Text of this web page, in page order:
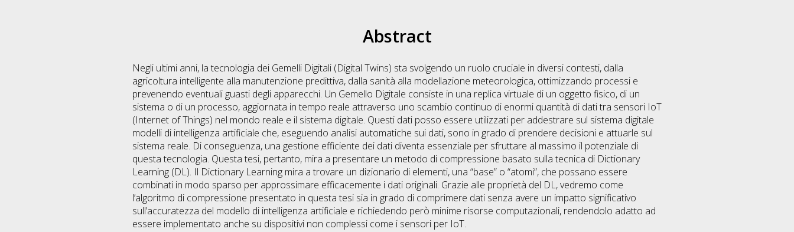
Abstract
Negli ultimi anni, la tecnologia dei Gemelli Digitali (Digital Twins) sta svolgendo un ruolo cruciale in diversi contesti, dalla
agricoltura intelligente alla manutenzione predittiva, dalla sanità alla modellazione meteorologica, ottimizzando processi e
prevenendo eventuali guasti degli apparecchi. Un Gemello Digitale consiste in una replica virtuale di un oggetto fisico, di un
sistema o di un processo, aggiornata in tempo reale attraverso uno scambio continuo di enormi quantità di dati tra sensori IoT
(Internet of Things) nel mondo reale e il sistema digitale. Questi dati posso essere utilizzati per addestrare sul sistema digitale
modelli di intelligenza artificiale che, eseguendo analisi automatiche sui dati, sono in grado di prendere decisioni e attuarle sul
sistema reale. Di conseguenza, una gestione efficiente dei dati diventa essenziale per sfruttare al massimo il potenziale di
questa tecnologia. Questa tesi, pertanto, mira a presentare un metodo di compressione basato sulla tecnica di Dictionary
Learning (DL). Il Dictionary Learning mira a trovare un dizionario di elementi, una “base” o “atomi”, che possano essere
combinati in modo sparso per approssimare efficacemente i dati originali. Grazie alle proprietà del DL, vedremo come
l’algoritmo di compressione presentato in questa tesi sia in grado di comprimere dati senza avere un impatto significativo
sull’accuratezza del modello di intelligenza artificiale e richiedendo però minime risorse computazionali, rendendolo adatto ad
essere implementato anche su dispositivi non complessi come i sensori per IoT.